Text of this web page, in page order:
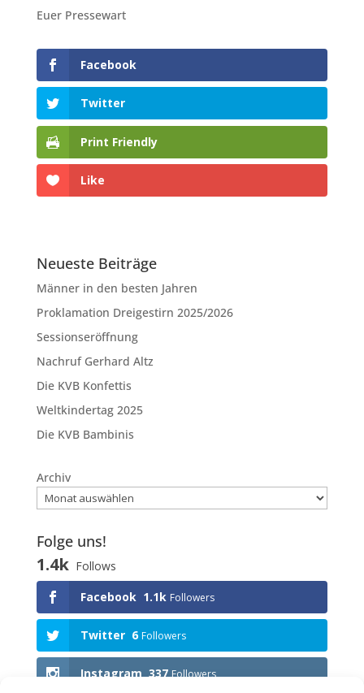
Euer Pressewart
Facebook
Twitter
Print Friendly
Like
Neueste Beiträge
Männer in den besten Jahren
Proklamation Dreigestirn 2025/2026
Sessionseröffnung
Nachruf Gerhard Altz
Die KVB Konfettis
Weltkindertag 2025
Die KVB Bambinis
Archiv
Folge uns!
1.4k Follows
Facebook 1.1k Followers
Twitter 6 Followers
Instagram 337 Followers